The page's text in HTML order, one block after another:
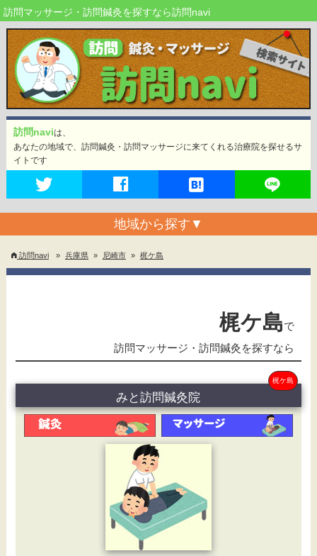
訪問マッサージ・訪問鍼灸を探すなら訪問navi
訪問naviは、
あなたの地域で、訪問鍼灸・訪問マッサージに来てくれる治療院を探せるサ
イトです
地域から探す ▼
訪問navi » 兵庫県 » 尼崎市 » 梶ケ島
梶ケ島で
訪問マッサージ・訪問鍼灸を探すなら
梶ケ島
みと訪問鍼灸院